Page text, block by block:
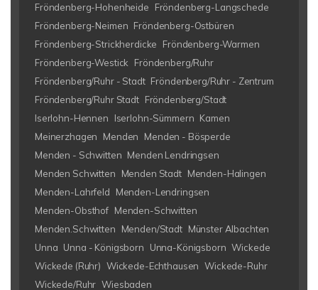
Fröndenberg-Hohenheide
Fröndenberg-Langschede
Fröndenberg-Neimen Fröndenberg-Ostbüren
Fröndenberg-Strickherdicke
Fröndenberg-Warmen
Fröndenberg-Westick
Fröndenberg/Ruhr
Fröndenberg/Ruhr - Stadt Fröndenberg/Ruhr - Zentrum
Fröndenberg/Ruhr Stadt Fröndenberg/Stadt
Iserlohn-Hennen
Iserlohn-Sümmern Kamen
Meinerzhagen
Menden
Menden - Bösperde
Menden - Schwitten Menden Lendringsen
Menden Schwitten
Menden Stadt Menden-Halingen
Menden-Lahrfeld
Menden-Lendringsen
Menden-Obsthof Menden-Schwitten
Menden.Schwitten
Menden/Stadt Münster Albachten
Unna Unna - Königsborn Unna-Königsborn Wickede
Wickede (Ruhr) Wickede-Echthausen Wickede-Ruhr
Wickede/Ruhr Wiesbaden